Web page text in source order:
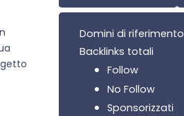
Domini di riferimento
Backlinks totali
Follow
No Follow
Sponsorizzati